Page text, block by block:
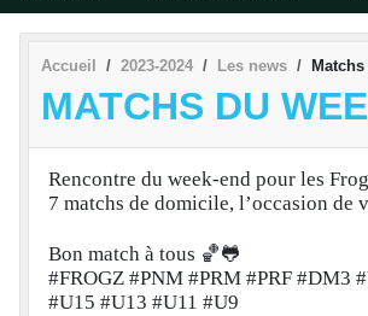
Accueil 2023-2024 Les news
MATCHS DU
Rencontre du week-end pour les
7 matchs de domicile, l’occasion de
Bon match à tous 🏀🐸
#FROGZ #PNM #PRM #PRF #DM3
#U15 #U13 #U11 #U9